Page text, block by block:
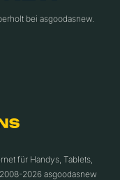
bei asgoodasnew.
für Handys, Tablets,
2026 asgoodasnew